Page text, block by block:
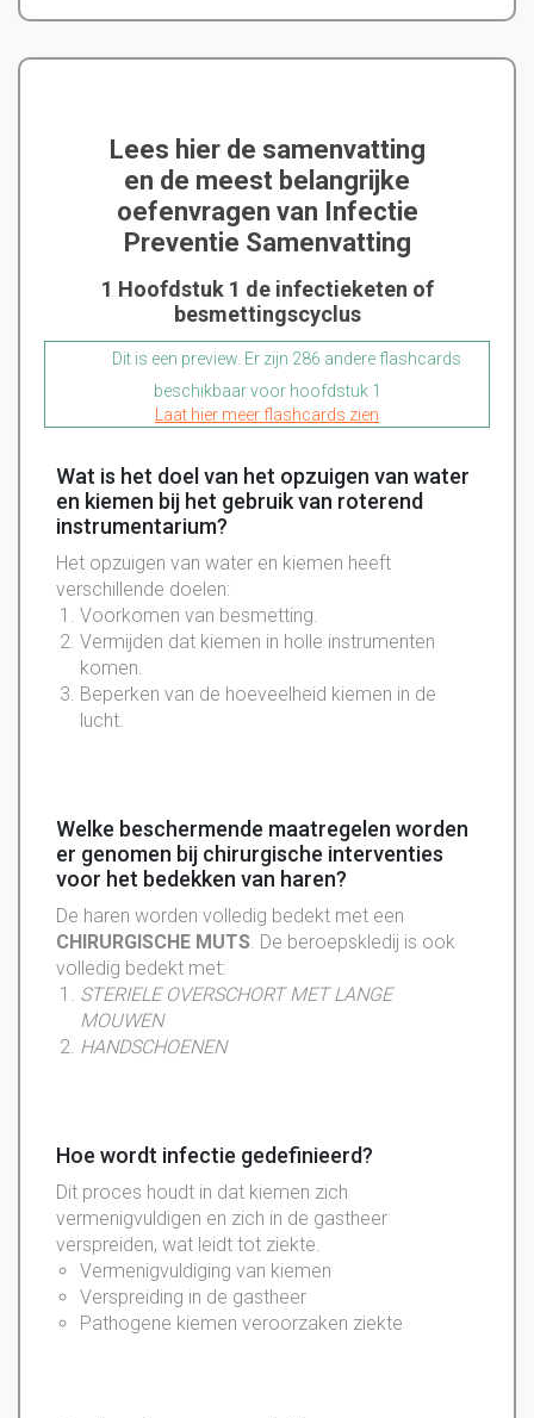
Lees hier de samenvatting
en de meest belangrijke
oefenvragen van Infectie
Preventie Samenvatting
1 Hoofdstuk 1 de infectieketen of
besmettingscyclus
Dit is een preview. Er zijn 286 andere flashcards
beschikbaar voor hoofdstuk 1
Laat hier meer flashcards zien
Wat is het doel van het opzuigen van water
en kiemen bij het gebruik van roterend
instrumentarium?
Het opzuigen van water en kiemen heeft
verschillende doelen:
Voorkomen van besmetting.
Vermijden dat kiemen in holle instrumenten
komen.
Beperken van de hoeveelheid kiemen in de
lucht.
Welke beschermende maatregelen worden
er genomen bij chirurgische interventies
voor het bedekken van haren?
De haren worden volledig bedekt met een
CHIRURGISCHE MUTS. De beroepskledij is ook
volledig bedekt met:
STERIELE OVERSCHORT MET LANGE
MOUWEN
HANDSCHOENEN
Hoe wordt infectie gedefinieerd?
Dit proces houdt in dat kiemen zich
vermenigvuldigen en zich in de gastheer
verspreiden, wat leidt tot ziekte.
Vermenigvuldiging van kiemen
Verspreiding in de gastheer
Pathogene kiemen veroorzaken ziekte